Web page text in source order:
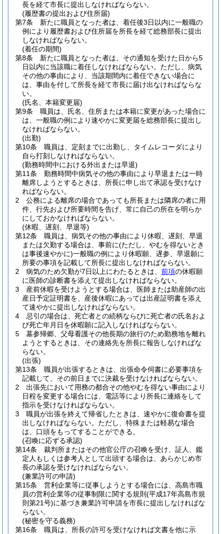
長を経て市長に提出しなければならない。
(履歴書の提出および住所届)
第7条
新たに職員となった者は、着任後3日以内に一般職の
例により履歴書および住所届を所長を経て総務部長に提出
しなければならない。
(着任の期間)
第8条
新たに職員となった者は、その通知を受けた日から5
日以内に当該職に着任しなければならない。 ただし、病気
その他の事由により、当該期間内に着任できない場合に
は、事由を付して所長を経て市長に届け出なければならな
い。
(氏名、本籍変更届)
第9条
職員は、氏名、住所または本籍に変更があった場合に
は、一般職の例により速やかに変更届を総務部長に提出し
なければならない。
(出勤)
第10条
職員は、定刻までに出勤し、タイムレコーダにより
自ら打刻しなければならない。
(勤務時間中における外出または早退)
第11条
勤務時間中病気その他の事由により早退または一時
離席しようとするときは、所長に申し出て承認を受けなけ
ればならない。
2
公務による離席の場合であっても所長または隣席の者に用
件、行先および所要時間を告げ、常に自己の所在を明らか
にしておかなければならない。
(休暇、遅刻、早退等)
第12条
職員は、病気その他の事由により休暇、遅刻、早退
または欠勤する場合は、事前に(ただし、やむを得ないとき
は事後速やかに)一般職の例により休暇願、遅参、早退願に
所要の事項を記載して所長に提出しなければならない。
2
病気のため欠勤が7日以上にわたるときは、 前項の休暇願
に医師の診断書を添えて提出しなければならない。
3
産前休暇を受けようとする場合は、医師または助産師の出
産日予定証明書を、産後休暇にあっては出産証明書を添え
て速やかに提出しなければならない。
4
忌引の場合は、死亡者との続柄ならびに死亡者の氏名およ
び死亡年月日を休暇願に記入しなければならない。
5
墓参帰郷、父母看護その他長期の旅行のため勤務地を離れ
ようとするときは、その連絡先を所長に報告しなければな
らない。
(出張)
第13条
職員が出張するときは、出張命令伺書に必要事項を
記載して、その前日までに決裁を受けなければならない。
2
出張先において用務の都合その他やむを得ない事由により
日程を変更する場合には、電話等により所長に連絡をして
指示を受けなければならない。
3
職員が出張を終えて帰省したときは、速やかに復命書を提
出しなければならない。 ただし、特殊または軽易な場合
は、口頭をもってすることができる。
(召喚に応ずる承認)
第14条
裁判所またはその他官公庁の召喚を受け、証人、鑑
定人もしくは参考人として出頭する場合は、あらかじめ市
長の承認を受けなければならない。
(兼業許可の申請)
第15条
営利企業等に従事しようとする場合には、高島市職
員の営利企業等の従事制限に関する規則 (平成17年高島市規
則第21号)に基づき兼業許可申請を市長に提出しなければな
らない。
(秘密を守る義務)
第16条
職員は、所長の許可を受けなければ文書を他に示